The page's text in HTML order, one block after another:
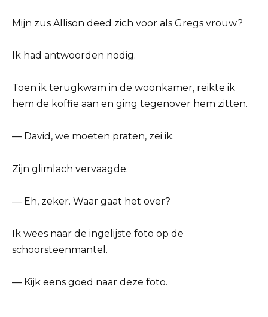
Mijn zus Allison deed zich voor als Gregs vrouw?
Ik had antwoorden nodig.
Toen ik terugkwam in de woonkamer, reikte ik
hem de koffie aan en ging tegenover hem zitten.
— David, we moeten praten, zei ik.
Zijn glimlach vervaagde.
— Eh, zeker. Waar gaat het over?
Ik wees naar de ingelijste foto op de
schoorsteenmantel.
— Kijk eens goed naar deze foto.